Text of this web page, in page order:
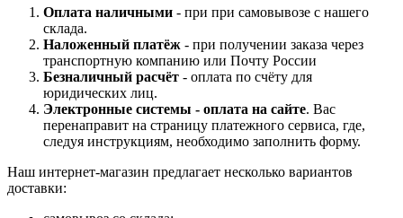
Оплата наличными - при при самовывозе с нашего
склада.
Наложенный платёж - при получении заказа через
транспортную компанию или Почту России
Безналичный расчёт - оплата по счёту для
юридических лиц.
Электронные системы - оплата на сайте. Вас
перенаправит на страницу платежного сервиса, где,
следуя инструкциям, необходимо заполнить форму.
Наш интернет-магазин предлагает несколько вариантов
доставки: